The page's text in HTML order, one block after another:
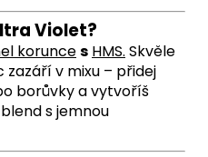
Violet?
korunces HMS. Skvěle
zazáří v mixu – přidej
borůvky a vytvoříš
s jemnou